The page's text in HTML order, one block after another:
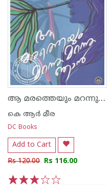
ആ മരത്തെയും മറന്നു മറന്നു ഞാന്‍
കെ ആര്‍ മീര
DC Books
Add to Cart
Rs 120.00 Rs 116.00